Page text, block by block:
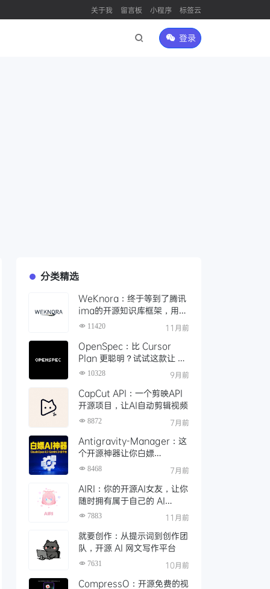
关于我 留言板 小程序 标签云
登录
分类精选
WeKnora：终于等到了腾讯
ima的开源知识库框架，用
API 轻松打造本地智能文档检
11420 11月前
OpenSpec：比 Cursor
Plan 更聪明？试试这款让 AI
编码更靠谱的规范驱动工具
10328 9月前
CapCut API：一个剪映API
开源项目，让AI自动剪辑视频
8872 7月前
Antigravity-Manager：这
个开源神器让你白嫖
ClaudeOpus 4.5，Gemini
3！还能接Claude Code等
任意平台
8468 7月前
AIRI：你的开源AI女友，让你
随时拥有属于自己的 AI
VTuber
7883 11月前
就要创作：从提示词到创作团
队，开源 AI 网文写作平台
7631 10月前
CompressO：开源免费的视